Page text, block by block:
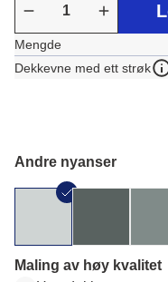
Mengde
Dekkevne med ett strøk
Andre nyanser
Maling av høy kvalitet